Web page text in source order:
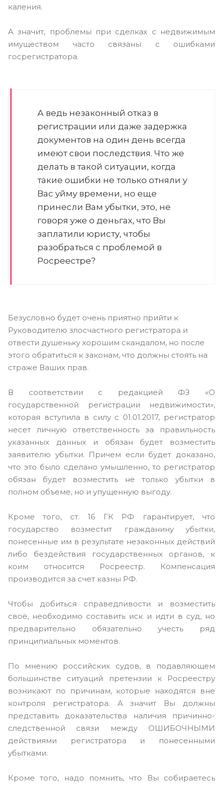
каления.
А значит, проблемы при сделках с недвижимым
имуществом часто связаны с ошибками
госрегистратора.
А ведь незаконный отказ в
регистрации или даже задержка
документов на один день всегда
имеют свои последствия. Что же
делать в такой ситуации, когда
такие ошибки не только отняли у
Вас уйму времени, но еще
принесли Вам убытки, это, не
говоря уже о деньгах, что Вы
заплатили юристу, чтобы
разобраться с проблемой в
Росреестре?
Безусловно будет очень приятно прийти к
Руководителю злосчастного регистратора и
отвести душеньку хорошим скандалом, но после
этого обратиться к законам, что должны стоять на
страже Ваших прав.
В соответствии с редакцией ФЗ «О
государственной регистрации недвижимости»,
которая вступила в силу с 01.01.2017, регистратор
несет личную ответственность за правильность
указанных данных и обязан будет возместить
заявителю убытки. Причем если будет доказано,
что это было сделано умышленно, то регистратор
обязан будет возместить не только убытки в
полном объеме, но и упущенную выгоду.
Кроме того, ст. 16 ГК РФ гарантирует, что
государство возместит гражданину убытки,
понесенные им в результате незаконных действий
либо бездействия государственных органов, к
коим относится Росреестр. Компенсация
производится за счет казны РФ.
Чтобы добиться справедливости и возместить
своё, необходимо составить иск и идти в суд, но
предварительно обязательно учесть ряд
принципиальных моментов.
По мнению российских судов, в подавляющем
большинстве ситуаций претензии к Росреестру
возникают по причинам, которые находятся вне
контроля регистратора. А значит Вы должны
представить доказательства наличия причинно-
следственной связи между ОШИБОЧНЫМИ
действиями регистратора и понесенными
убытками.
Кроме того, надо помнить, что Вы собираетесь